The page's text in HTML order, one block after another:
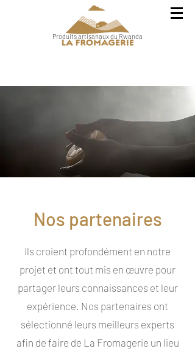
Produits artisanaux du Rwanda
Nos partenaires
Ils croient profondément en notre
projet et ont tout mis en œuvre pour
partager leurs connaissances et leur
expérience. Nos partenaires ont
sélectionné leurs meilleurs experts
afin de faire de La Fromagerie un lieu